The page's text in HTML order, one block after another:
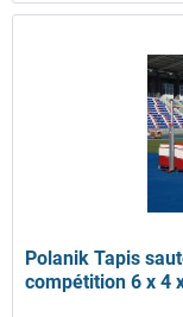
Polanik Tapis
compétition 6 x 4